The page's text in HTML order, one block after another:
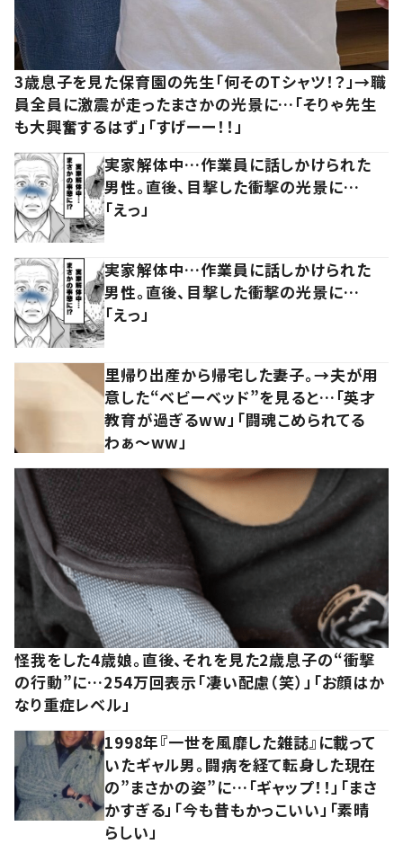
3歳息子を見た保育園の先生「何そのTシャツ！？」→職
員全員に激震が走ったまさかの光景に…「そりゃ先生
も大興奮するはず」「すげーー！！」
実家解体中…作業員に話しかけられた
男性。直後、目撃した衝撃の光景に…
「えっ」
実家解体中…作業員に話しかけられた
男性。直後、目撃した衝撃の光景に…
「えっ」
里帰り出産から帰宅した妻子。→夫が用
意した“ベビーベッド”を見ると…「英才
教育が過ぎるww」「闘魂こめられてる
わぁ～ww」
怪我をした4歳娘。直後、それを見た2歳息子の“衝撃
の行動”に…254万回表示「凄い配慮（笑）」「お顔はか
なり重症レベル」
1998年『一世を風靡した雑誌』に載って
いたギャル男。闘病を経て転身した現在
の”まさかの姿”に…「ギャップ！！」「まさ
かすぎる」「今も昔もかっこいい」「素晴
らしい」